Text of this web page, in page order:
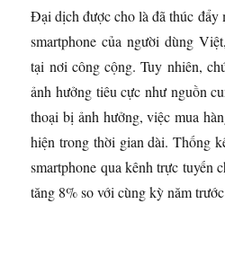
Đại dịch được cho là đã thúc đẩy
smartphone của người dùng
tại nơi công cộng. Tuy nhiên,
ảnh hưởng tiêu cực như nguồn
thoại bị ảnh hưởng, việc mua
hiện trong thời gian dài. Thống
smartphone qua kênh trực tuyến
tăng 8% so với cùng kỳ năm